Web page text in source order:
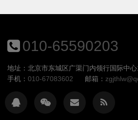
010-65590203
地址：北京市东城区广渠门内领行国际中
手机： 010-67083602 邮箱：